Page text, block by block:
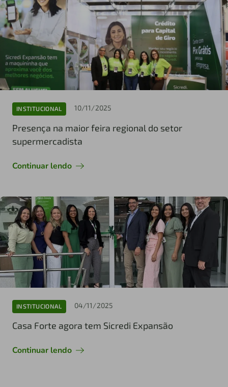
INSTITUCIONAL 10/11/2025
Presença na maior feira regional do setor
supermercadista
Continuar lendo
INSTITUCIONAL 04/11/2025
Casa Forte agora tem Sicredi Expansão
Continuar lendo